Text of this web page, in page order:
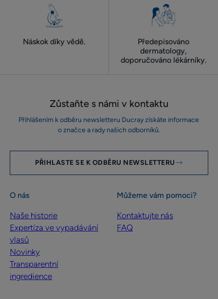
Náskok díky vědě.
Předepisováno
dermatology,
doporučováno lékárníky.
Zůstaňte s námi v kontaktu
Přihlášením k odběru newsletteru Ducray získáte informace
o značce a rady našich odborníků.
PŘIHLASTE SE K ODBĚRU NEWSLETTERU
O nás
Naše historie
Expertíza ve vypadávání
vlasů
Novinky
Transparentní
ingredience
Můžeme vám pomoci?
Kontaktujte nás
FAQ